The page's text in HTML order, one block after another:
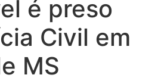
é preso
Civil em
MS